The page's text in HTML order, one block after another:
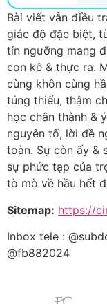
Bài viết vẫn điều
giác độ đặc biệt,
tín ngưỡng mang
con kê & thực ra.
cùng khôn cùng
túng thiếu, thậm
học chân thành &
nguyên tố, lời đề
toàn. Sự còn ấy &
sự phức tạp của
tò mò về hầu hết
Sitemap: https://
Inbox tele :
@fb882024